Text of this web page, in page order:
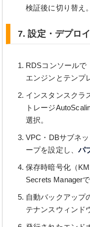
検証後に切り替え。
7. 設定・デプロ
RDSコンソールで
エンジンとテンプ
インスタンスクラ
トレージ
選択。
VPC・DBサブネ
ープを設定し、パ
保存時暗号化（
Secrets Managerで
自動バックアップ
テナンスウィンド